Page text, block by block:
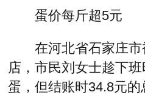
蛋价每斤超5元
在河北省石家庄
店，市民刘女士趁下
蛋，但结账时34.8元的